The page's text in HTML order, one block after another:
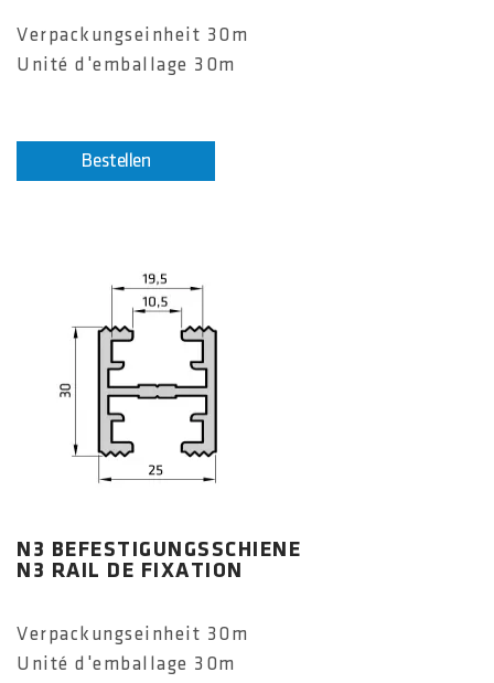
Verpackungseinheit 30m
Unité d'emballage 30m
Bestellen
N3 BEFESTIGUNGSSCHIENE
N3 RAIL DE FIXATION
Verpackungseinheit 30m
Unité d'emballage 30m